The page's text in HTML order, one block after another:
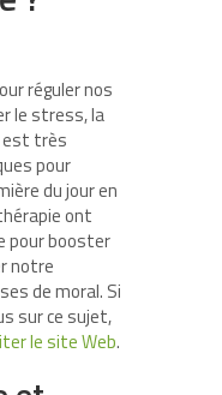
réguler nos
le stress, la
est très
pour
du jour en
ont
pour booster
notre
de moral. Si
sur ce sujet,
le site Web.